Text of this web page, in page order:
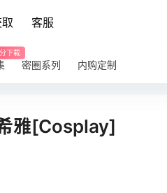
客服
下载
密圈系列 内购定制
雅[Cosplay]